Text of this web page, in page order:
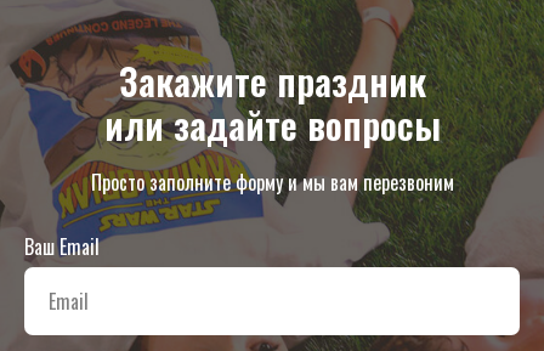
Закажите праздник
или задайте вопросы
Просто заполните форму и мы вам перезвоним
Ваш Email